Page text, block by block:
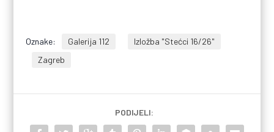
Oznake: Galerija 112
Izložba "Stećci 16/26"
Zagreb
PODIJELI: